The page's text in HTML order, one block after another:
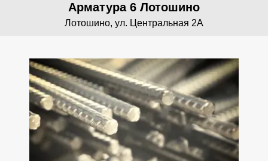
Арматура6 Лотошино
Лотошино, ул. Центральная 2А